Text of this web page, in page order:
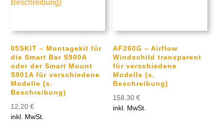
05SKIT – Montagekit für
die Smart Bar S900A
oder der Smart Mount
S901A für verschiedene
Modelle (s.
Beschreibung)
12,20€
inkl. MwSt.
AF260G – Airflow
Windschild transparent
für verschiedene
Modelle (s.
Beschreibung)
158,30€
inkl. MwSt.